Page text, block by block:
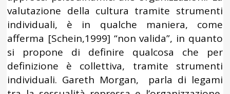
valutazione della cultura tramite strumenti
individuali, è in qualche maniera, come
afferma [Schein,1999] “non valida”, in quanto
si propone di definire qualcosa che per
definizione è collettiva, tramite strumenti
individuali. Gareth Morgan, parla di legami